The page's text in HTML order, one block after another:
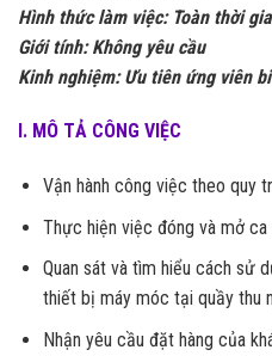
Hình thức làm việc: Toàn thời
Giới tính: Không yêu cầu
Kinh nghiệm:Ưu tiên ứng viên
I. MÔ TẢ CÔNG VIỆC
Vận hành công việc theo quy
Thực hiện việc đóng và mở
Quan sát và tìm hiểu cách sử
thiết bị máy móc tại quầy thu
Nhận yêu cầu đặt hàng của